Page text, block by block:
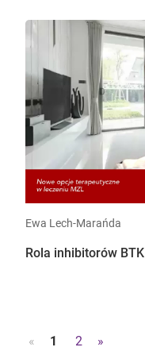
Ewa Lech-Marańda
Rola inhibitorów BTK
« 1 2 »